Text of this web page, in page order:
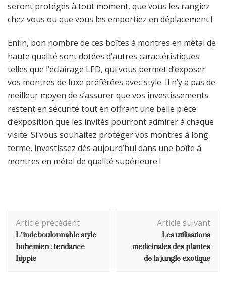
seront protégés à tout moment, que vous les rangiez
chez vous ou que vous les emportiez en déplacement !
Enfin, bon nombre de ces boîtes à montres en métal de
haute qualité sont dotées d’autres caractéristiques
telles que l’éclairage LED, qui vous permet d’exposer
vos montres de luxe préférées avec style. Il n’y a pas de
meilleur moyen de s’assurer que vos investissements
restent en sécurité tout en offrant une belle pièce
d’exposition que les invités pourront admirer à chaque
visite. Si vous souhaitez protéger vos montres à long
terme, investissez dès aujourd’hui dans une boîte à
montres en métal de qualité supérieure !
d'article
Article précédent
L’indeboulonnable style
bohemien : tendance
hippie
Article suivant
Les utilisations
medicinales des plantes
de la jungle exotique